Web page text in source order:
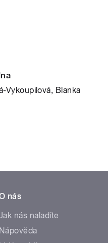
Vykoupilová, Blanka
nás
nás naladíte
Nápověda